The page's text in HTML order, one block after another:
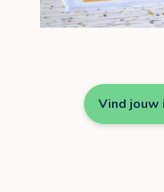
Vind